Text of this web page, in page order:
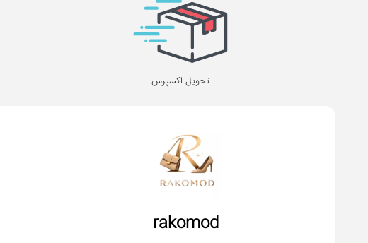
تحویل اکسپرس
rakomod